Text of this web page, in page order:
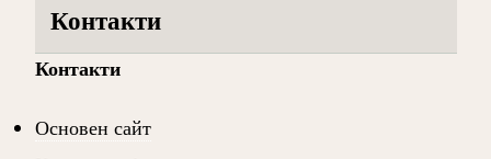
Контакти
Контакти
Основен сайт